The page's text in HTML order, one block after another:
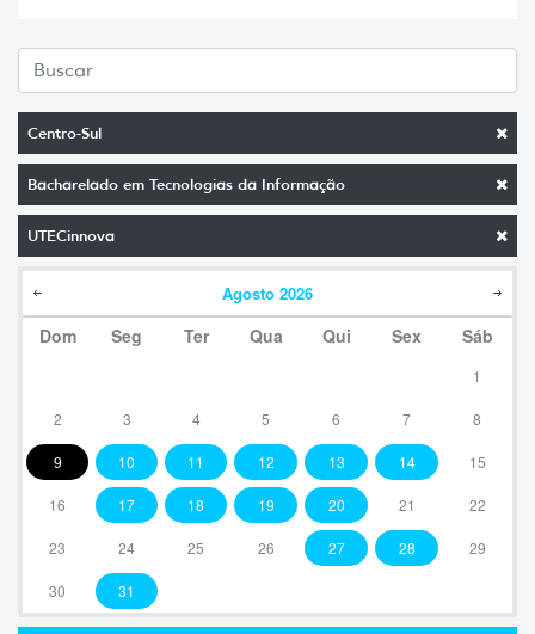
Centro-Sul
Bacharelado em Tecnologias da Informação
UTECinnova
Agosto 2026
Dom Seg Ter Qua Qui Sex Sáb
1
2 3 4 5 6 7 8
9 10 11 12 13 14 15
16 17 18 19 20 21 22
23 24 25 26 27 28 29
30 31